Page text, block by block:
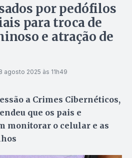
por pedófilos
para troca de
e atração de
agosto 2025 às 11h49
a Crimes Cibernéticos,
que os pais e
monitorar o celular e as